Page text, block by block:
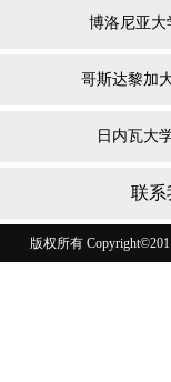
博洛尼亚大
哥斯达黎加
日内瓦大
联系
版权所有